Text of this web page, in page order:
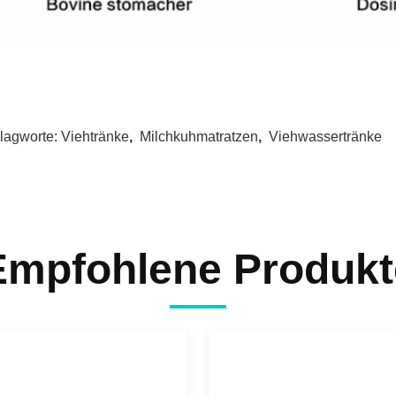
Viehtränke, Milchkuhmatratzen, Viehwassertränke